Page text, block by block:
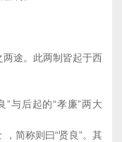
途。此两制皆起于西
与后起的“孝廉”两大
，简称则曰“贤良”。其